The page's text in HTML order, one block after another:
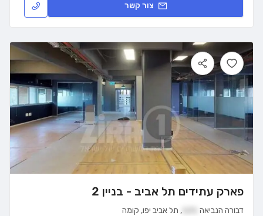
צור קשר
פארק עתידים תל אביב - בניין 2
דבורה הנביאה , תל אביב יפו, קומה